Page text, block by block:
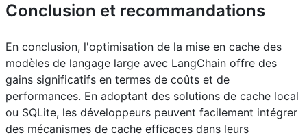
Conclusion et recommandations
En conclusion, l'optimisation de la mise en cache des
modèles de langage large avec LangChain offre des
gains significatifs en termes de coûts et de
performances. En adoptant des solutions de cache local
ou SQLite, les développeurs peuvent facilement intégrer
des mécanismes de cache efficaces dans leurs